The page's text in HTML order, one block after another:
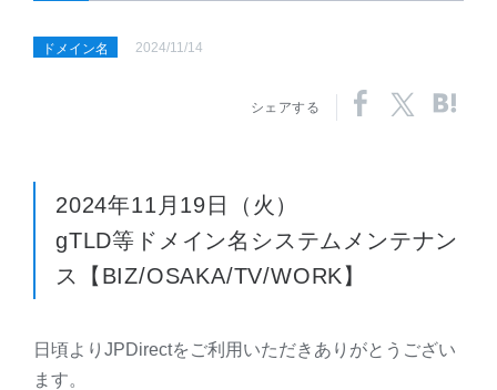
ドメイン名 2024/11/14
シェアする
2024年11月19日（火）
gTLD等ドメイン名システムメンテナン
ス【BIZ/OSAKA/TV/WORK】
日頃よりJPDirectをご利用いただきありがとうござい
ます。